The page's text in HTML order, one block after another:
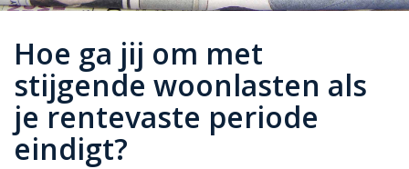
Hoe ga jij om met
stijgende woonlasten als
je rentevaste periode
eindigt?